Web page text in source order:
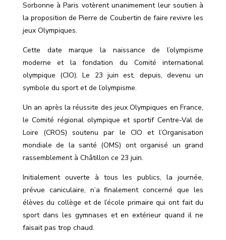
Sorbonne à Paris votèrent unanimement leur soutien à
la proposition de Pierre de Coubertin de faire revivre les
jeux Olympiques.
Cette date marque la naissance de l’olympisme
moderne et la fondation du Comité international
olympique (CIO). Le 23 juinest, depuis, devenu un
symbole du sport et de l’olympisme.
Un an après la réussite des jeux Olympiques en France,
leComité régional olympique et sportifCentre-Val de
Loire (CROS) soutenu par le CIO et l’Organisation
mondiale de la santé (OMS) ont organisé un grand
rassemblement à Châtillon ce 23 juin.
Initialement ouverte à tous les publics, la journée,
prévue caniculaire, n’a finalement concerné que les
élèves du collège et de l’école primaire qui ont fait du
sport dans les gymnases et en extérieur quand il ne
faisait pas trop chaud.